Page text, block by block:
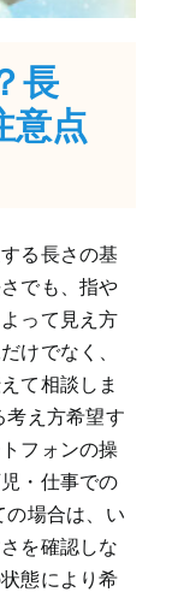
長
意点
る長さの基
でも、指や
って見え方
けでなく、
て相談しま
考え方希望す
フォンの操
・仕事での
の場合は、い
を確認しな
態により希